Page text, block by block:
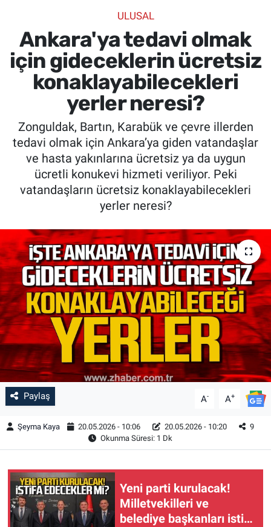
ULUSAL
Ankara'ya tedavi olmak
için gideceklerin ücretsiz
konaklayabilecekleri
yerler neresi?
Zonguldak, Bartın, Karabük ve çevre illerden
tedavi olmak için Ankara’ya giden vatandaşlar
ve hasta yakınlarına ücretsiz ya da uygun
ücretli konukevi hizmeti veriliyor. Peki
vatandaşların ücretsiz konaklayabilecekleri
yerler neresi?
Paylaş A- A+
Şeyma Kaya 20.05.2026 - 10:06 20.05.2026 - 10:20
9
Okunma Süresi: 1 Dk
Yeni parti kurulacak!
Milletvekilleri ve
belediye başkanları istifa
SAĞLIK